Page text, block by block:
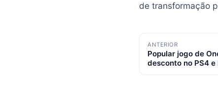
de transformação
Navegação
de
posts
ANTERIOR
Popular jogo de
desconto no PS4 e